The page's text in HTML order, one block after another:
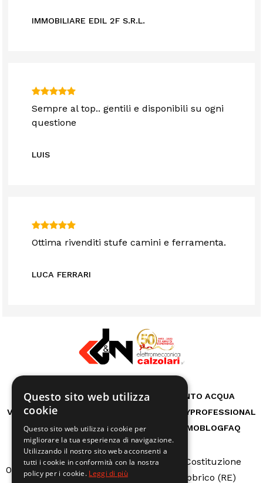
IMMOBILIARE EDIL 2F S.R.L.
Sempre al top.. gentili e disponibili su ogni
questione
LUIS
Ottima rivenditi stufe camini e ferramenta.
LUCA FERRARI
RICAMBI CASA AUTO E BICITRATTAMENTO ACQUA
VITA ALL'APERTO
HOBBYPROFESSIONAL
MACCHINE A NOLEGGIOSERVIZI CHI SIAMOBLOGFAQ
0522665507 info@calzolarire.it
Via Della Costituzione
N.162 - Fabbrico (RE)
Questo sito web utilizza
cookie
Questo sito web utilizza i cookie per
migliorare la tua esperienza di navigazione.
Utilizzando il nostro sito web acconsenti a
tutti i cookie in conformità con la nostra
policy per i cookie. Leggi di più